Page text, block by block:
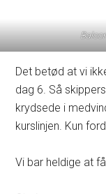
Det betød at vi
dag 6. Så
krydsede i
kurslinjen. Kun
Vi bar heldige at